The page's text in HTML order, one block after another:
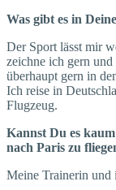
Was gibt es in
Der Sport lässt mir
zeichne ich gern
überhaupt gern in
Ich reise in
Flugzeug.
Kannst Du es
nach Paris zu
Meine Trainerin und